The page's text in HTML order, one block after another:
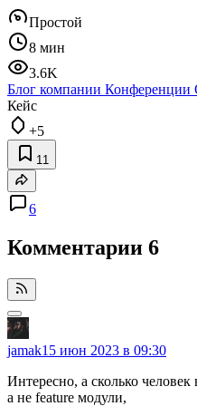
Простой
8 мин
3.6K
Блог компании Конференции
Кейс
+5
11
6
Комментарии 6
jamak15 июн 2023 в 09:30
Интересно, а сколько
а не feature модули,